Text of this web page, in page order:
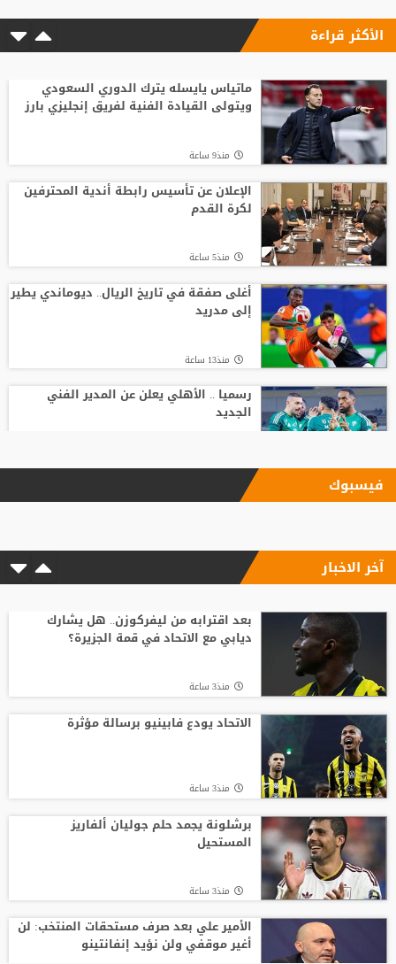
الأكثر قراءة
ماتياس يايسله يترك الدوري السعودي
ويتولى القيادة الفنية لفريق إنجليزي بارز
منذ9 ساعة
الإعلان عن تأسيس رابطة أندية المحترفين
لكرة القدم
منذ5 ساعة
أغلى صفقة في تاريخ الريال.. ديوماندي يطير
إلى مدريد
منذ13 ساعة
رسميا .. الأهلي يعلن عن المدير الفني
الجديد
الاتحاد يودع فابينيو برسالة مؤثرة
رودري يحسم قراره ويختار وجهته المقبلة
أسطورة التحكيم الإنجليزي يلحق بمحمد
صلاح في تركيا رسميًا
مدرب الأهلي الجديد ينذر بموسم صفري ..
فيسبوك
آخر الاخبار
بعد اقترابه من ليفركوزن.. هل يشارك
ديابي مع الاتحاد في قمة الجزيرة؟
منذ3 ساعة
الاتحاد يودع فابينيو برسالة مؤثرة
منذ3 ساعة
برشلونة يجمد حلم جوليان ألفاريز
المستحيل
منذ3 ساعة
الأمير علي بعد صرف مستحقات المنتخب: لن
أغير موقفي ولن نؤيد إنفانتينو